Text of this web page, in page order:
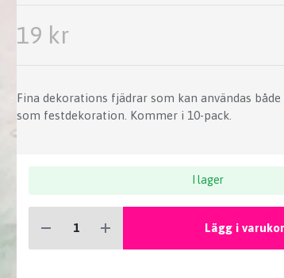
19 kr
Fina dekorations fjädrar som kan användas
som festdekoration. Kommer i 10-pack.
I lager
Lägg i